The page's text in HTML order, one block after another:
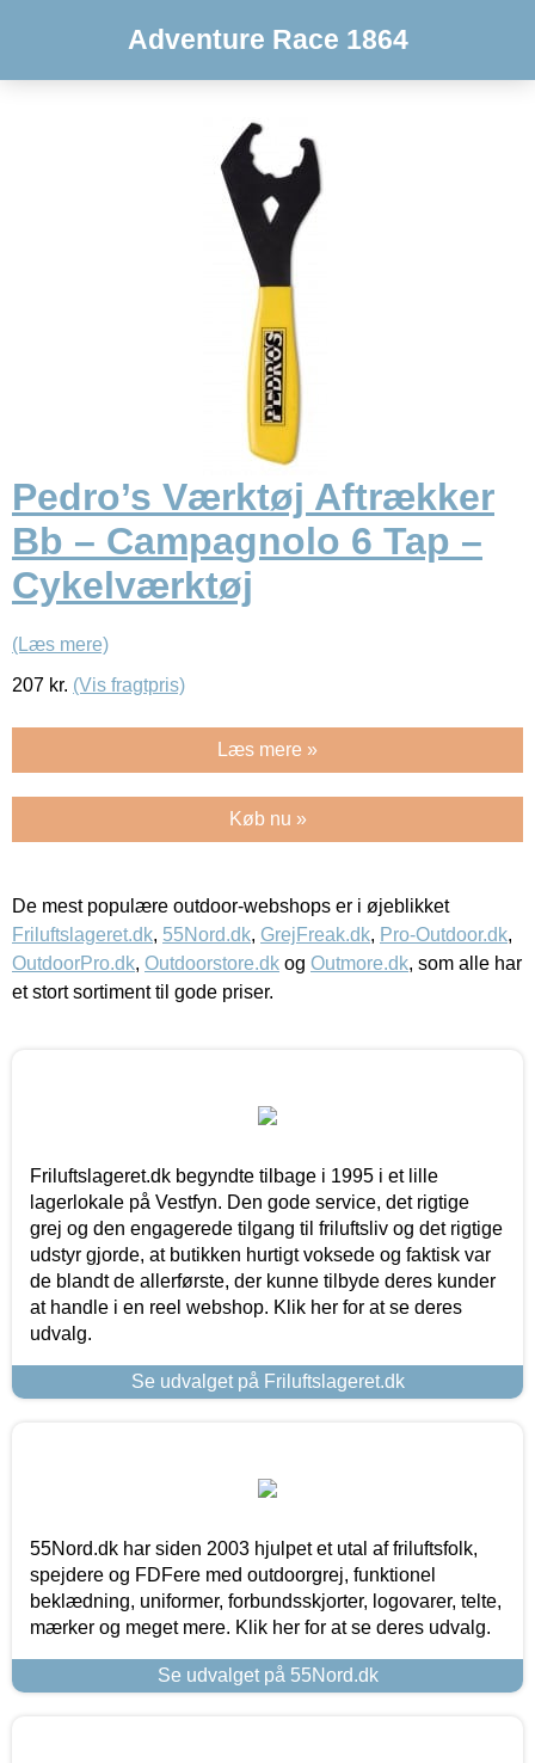
Adventure Race 1864
Pedro’s Værktøj Aftrækker
Bb – Campagnolo 6 Tap –
Cykelværktøj
(Læs mere)
207 kr. (Vis fragtpris)
Læs mere »
Køb nu »
De mest populære outdoor-webshops er i øjeblikket
Friluftslageret.dk, 55Nord.dk, GrejFreak.dk, Pro-Outdoor.dk,
OutdoorPro.dk, Outdoorstore.dk og Outmore.dk, som alle har
et stort sortiment til gode priser.
Friluftslageret.dk begyndte tilbage i 1995 i et lille
lagerlokale på Vestfyn. Den gode service, det rigtige
grej og den engagerede tilgang til friluftsliv og det rigtige
udstyr gjorde, at butikken hurtigt voksede og faktisk var
de blandt de allerførste, der kunne tilbyde deres kunder
at handle i en reel webshop. Klik her for at se deres
udvalg.
Se udvalget på Friluftslageret.dk
55Nord.dk har siden 2003 hjulpet et utal af friluftsfolk,
spejdere og FDFere med outdoorgrej, funktionel
beklædning, uniformer, forbundsskjorter, logovarer, telte,
mærker og meget mere. Klik her for at se deres udvalg.
Se udvalget på 55Nord.dk